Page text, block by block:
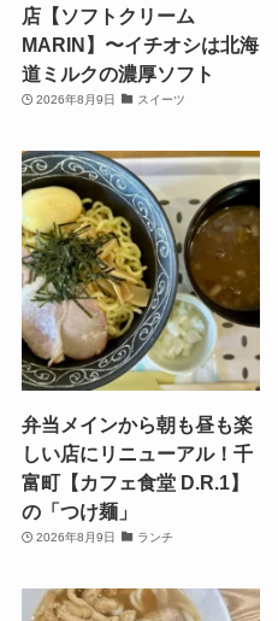
店【ソフトクリーム
MARIN】〜イチオシは北海
道ミルクの濃厚ソフト
2026年8月9日 スイーツ
弁当メインから朝も昼も楽
しい店にリニューアル！千
富町【カフェ食堂 D.R.1】
の「つけ麺」
2026年8月9日 ランチ